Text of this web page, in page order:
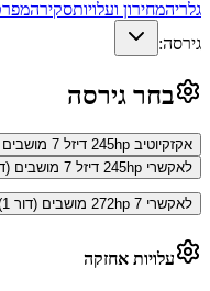
גלריהמחירון ועלויותסקירה
גירסה:
בחר גירסה
אקזקיוטיב 245hp דיזל 7 מושבים (דור 1)
לאקשרי 245hp דיזל 7 מושבים (דור 1)
לאקשרי 272hp 7 מושבים (דור 1)
עלויות אחזקה